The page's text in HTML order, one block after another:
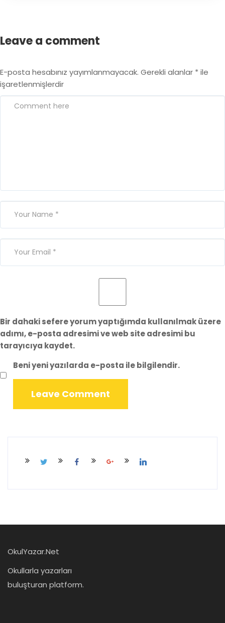
Leave a comment
E-posta hesabınız yayımlanmayacak. Gerekli alanlar * ile
işaretlenmişlerdir
Bir dahaki sefere yorum yaptığımda kullanılmak üzere
adımı, e-posta adresimi ve web site adresimi bu
tarayıcıya kaydet.
Beni yeni yazılarda e-posta ile bilgilendir.
OkulYazar.Net
Okullarla yazarları
buluşturan platform.